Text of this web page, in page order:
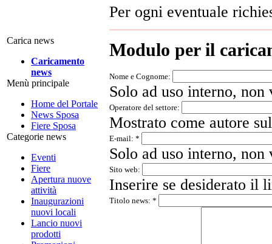
Carica news
Caricamento
news
Menù principale
Home del Portale
News Sposa
Fiere Sposa
Categorie news
Eventi
Fiere
Apertura nuove
attività
Inaugurazioni
nuovi locali
Lancio nuovi
prodotti
Per ogni eventuale
Modulo per il
Nome e Cognome:
Solo ad uso interno,
Operatore del settore:
Mostrato come autore
E-mail: *
Solo ad uso interno, non
Sito web:
Inserire se desiderato il
Titolo news: *